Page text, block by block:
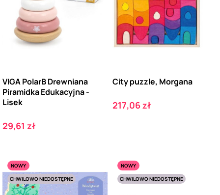
VIGA PolarB Drewniana
Piramidka Edukacyjna -
Lisek
Cena
29,61 zł
City puzzle, Morgana
Cena
217,06 zł
NOWY
CHWILOWO NIEDOSTĘPNE
NOWY
CHWILOWO NIEDOSTĘPNE